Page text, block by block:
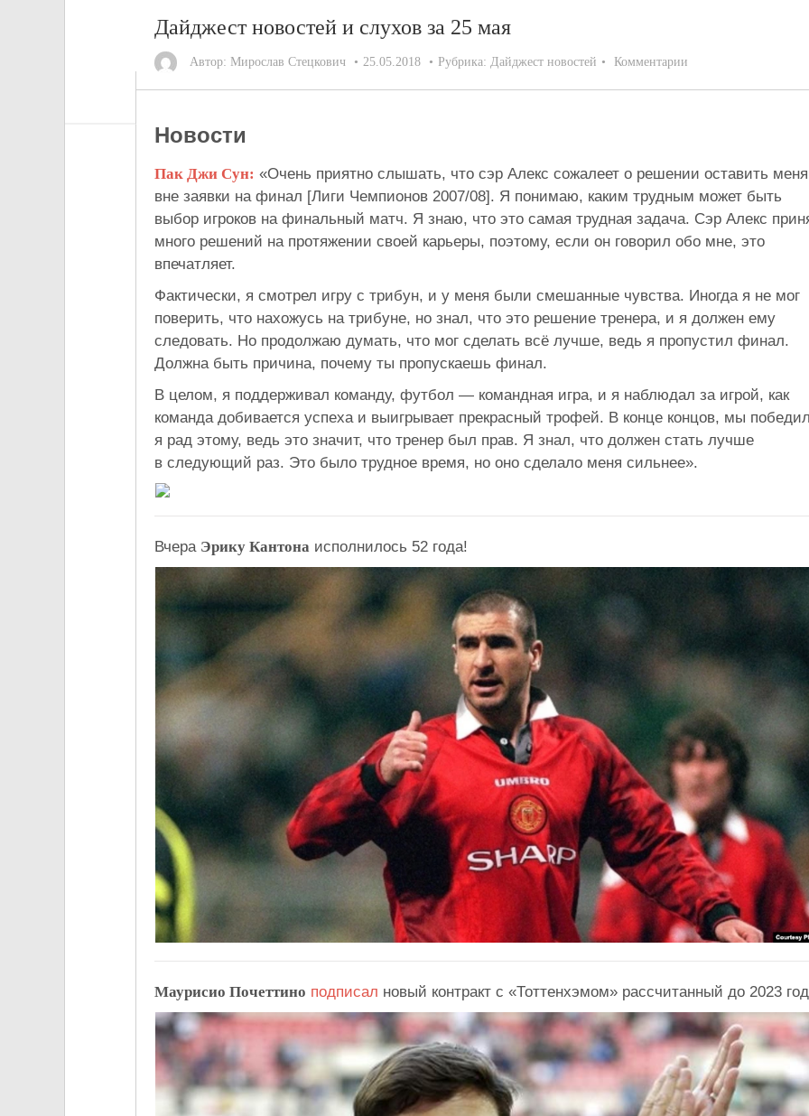
Дайджест новостей и слухов за 25 мая
Автор: Мирослав Стецкович 25.05.2018 Рубрика: Дайджест новостей Комментарии
Новости
Пак Джи Сун: «Очень приятно слышать, что сэр Алекс сожалеет о решении оставить меня
вне заявки на финал [Лиги Чемпионов 2007/08]. Я понимаю, каким трудным может быть
выбор игроков на финальный матч. Я знаю, что это самая трудная задача. Сэр Алекс
много решений на протяжении своей карьеры, поэтому, если он говорил обо мне, это
впечатляет.
Фактически, я смотрел игру с трибун, и у меня были смешанные чувства. Иногда я не мог
поверить, что нахожусь на трибуне, но знал, что это решение тренера, и я должен ему
следовать. Но продолжаю думать, что мог сделать всё лучше, ведь я пропустил финал.
Должна быть причина, почему ты пропускаешь финал.
В целом, я поддерживал команду, футбол — командная игра, и я наблюдал за игрой, как
команда добивается успеха и выигрывает прекрасный трофей. В конце концов, мы
я рад этому, ведь это значит, что тренер был прав. Я знал, что должен стать лучше
в следующий раз. Это было трудное время, но оно сделало меня сильнее».
Вчера Эрику Кантона исполнилось 52 года!
Маурисио Почеттино подписал новый контракт с «Тоттенхэмом» рассчитанный до 2023